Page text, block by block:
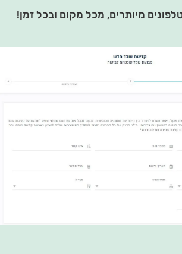
מיותרים, מכל מקום ובכל זמן!